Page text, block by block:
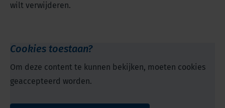
wilt verwijderen.
Cookies toestaan?
Om deze content te kunnen bekijken, moeten cookies
geaccepteerd worden.